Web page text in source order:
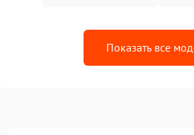
Показать все